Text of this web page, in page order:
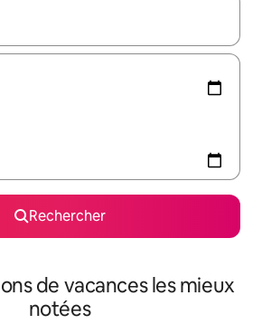
s'affichent, utilisez les flèches vers le
Rechercher
de vacances les mieux
notées